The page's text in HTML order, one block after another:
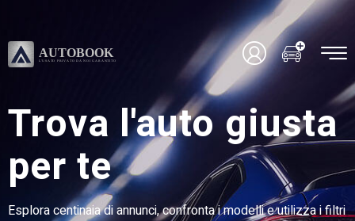
Trova l'auto giusta
per te
Esplora centinaia di annunci, confronta i modelli e utilizza i filtri